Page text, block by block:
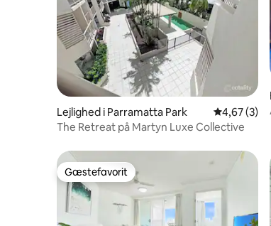
Lejlighed i Parramatta Park 4,67 ud af
4,67 (3)
The Retreat på Martyn Luxe Collective
Gæstefavorit
Gæstefavorit